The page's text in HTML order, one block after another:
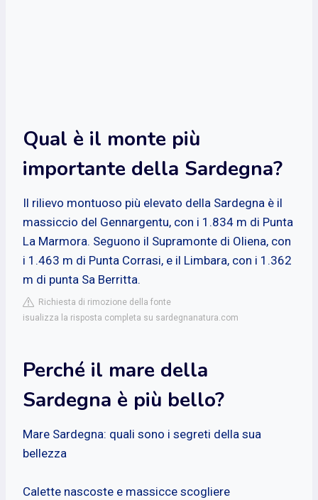
Qual è il monte più
importante della Sardegna?
Il rilievo montuoso più elevato della Sardegna è il
massiccio del Gennargentu, con i 1.834 m di Punta
La Marmora. Seguono il Supramonte di Oliena, con
i 1.463 m di Punta Corrasi, e il Limbara, con i 1.362
m di punta Sa Berritta.
Richiesta di rimozione della fonte
isualizza la risposta completa su sardegnanatura.com
Perché il mare della
Sardegna è più bello?
Mare Sardegna: quali sono i segreti della sua
bellezza
Calette nascoste e massicce scogliere